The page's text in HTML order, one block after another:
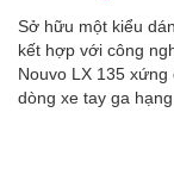
Sở hữu một kiểu
kết hợp với công
Nouvo LX 135
dòng xe tay ga hạng